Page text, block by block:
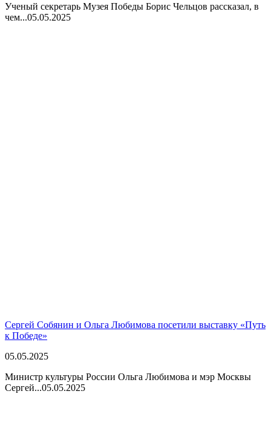
Ученый секретарь Музея Победы Борис Чельцов рассказал, в
чем...05.05.2025
Сергей Собянин и Ольга Любимова посетили выставку «Путь
к Победе»
05.05.2025
Министр культуры России Ольга Любимова и мэр Москвы
Сергей...05.05.2025